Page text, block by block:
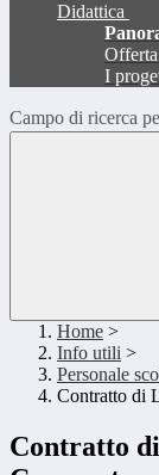
Didattica
I
Campo di ricerca
Home >
Info utili >
Personale
Contratto di
Contratto